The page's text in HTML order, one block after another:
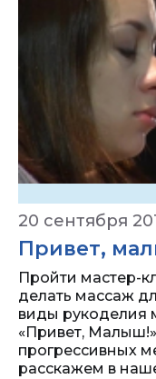
20 сентября
Привет,
Пройти мастер-
делать массаж
виды рукоделия
«Привет,
прогрессивных
расскажем в